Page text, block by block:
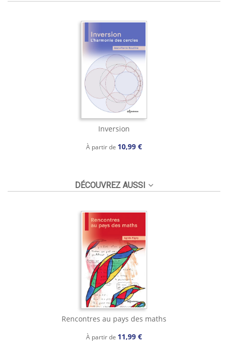
Inversion
À partir de 10,99 €
DÉCOUVREZ AUSSI
Rencontres au pays des maths
À partir de 11,99 €